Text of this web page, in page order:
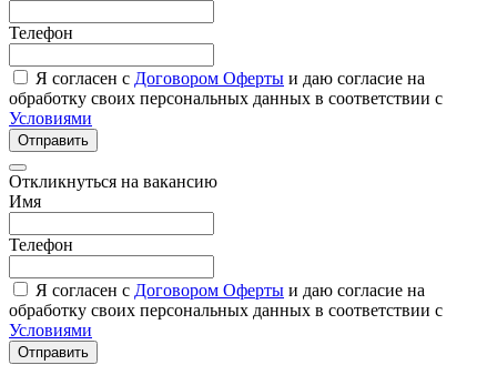
Телефон
Я согласен с Договором Оферты и даю согласие на
обработку своих персональных данных в соответствии с
Условиями
Отправить
Откликнуться на вакансию
Имя
Телефон
Я согласен с Договором Оферты и даю согласие на
обработку своих персональных данных в соответствии с
Условиями
Отправить